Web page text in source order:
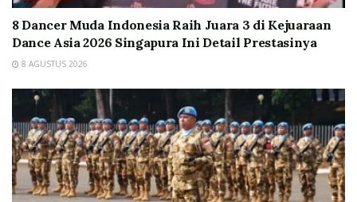
8 Dancer Muda Indonesia Raih Juara 3 di Kejuaraan
Dance Asia 2026 Singapura Ini Detail Prestasinya
8 AGUSTUS 2026